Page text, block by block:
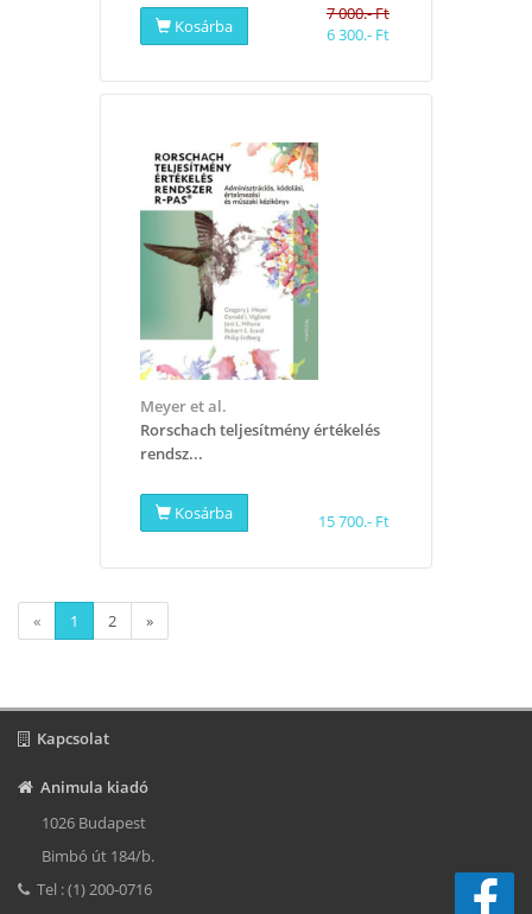
Kosárba
7 000.- Ft
6 300.- Ft
Meyer et al.
​Rorschach teljesítmény értékelés
rendsz...
Kosárba 15 700.- Ft
« 1 2 »
Kapcsolat
Animula kiadó
1026 Budapest
Bimbó út 184/b.
Tel : (1) 200-0716